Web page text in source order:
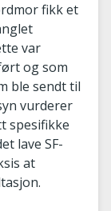
fikk et
var
og som
ble sendt til
vurderer
spesifikke
lave SF-
at